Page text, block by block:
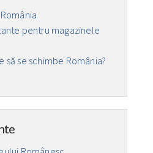
pentru magazinele
se schimbe România?